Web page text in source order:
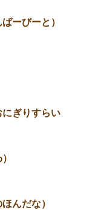
ーびーと）
にぎりすらい
んだな）